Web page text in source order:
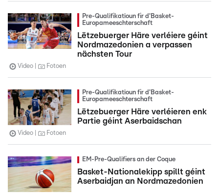
Pre-Qualifikatioun fir d'Basket-
Europameeschterschaft
Lëtzebuerger Häre verléiere géint
Nordmazedonien a verpassen
nächsten Tour
Video Fotoen
Pre-Qualifikatioun fir d'Basket-
Europameeschterschaft
Lëtzebuerger Häre verléieren enk
Partie géint Aserbaidschan
Video Fotoen
EM-Pre-Qualifiers an der Coque
Basket-Nationalekipp spillt géint
Aserbaidjan an Nordmazedonien